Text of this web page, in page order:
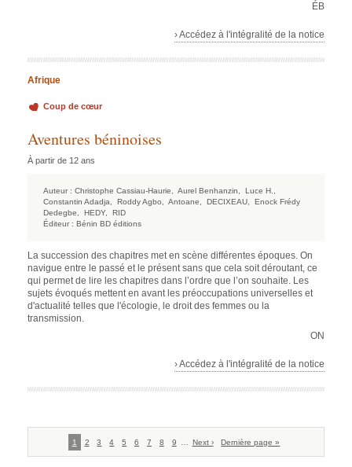
ÉB
› Accédez à l'intégralité de la notice
Afrique
Coup de cœur
Aventures béninoises
À partir de 12 ans
Auteur : Christophe Cassiau-Haurie, Aurel Benhanzin,
Luce H.,
Constantin Adadja,
Roddy Agbo, Antoane, DECIXEAU,
Enock Frédy
Dedegbe,
HEDY,
RID
Éditeur : Bénin BD éditions
La succession des chapitres met en scène différentes époques. On
navigue entre le passé et le présent sans que cela soit déroutant, ce
qui permet de lire les chapitres dans l’ordre que l’on souhaite. Les
sujets évoqués mettent en avant les préoccupations universelles et
d'actualité telles que l'écologie, le droit des femmes ou la
transmission.
ON
› Accédez à l'intégralité de la notice
Pagination
Page
1 Page
2 Page
3 Page
4 Page
5 Page
6 Page
7 Page
8 Page
9
Page
Next ›
Dernière
Dernière page »